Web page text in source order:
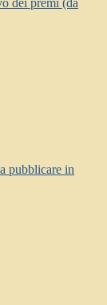
dei premi (da
pubblicare in